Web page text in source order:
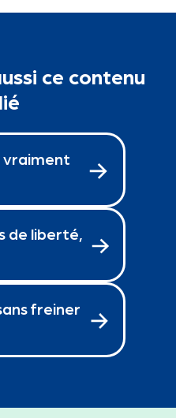
ce contenu
vraiment
de liberté,
freiner